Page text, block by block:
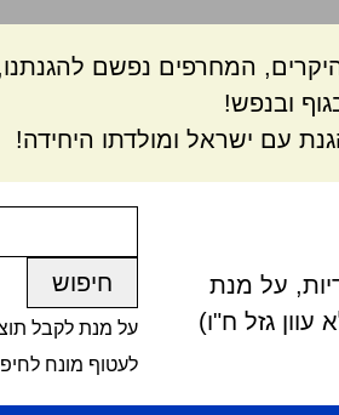
המחרפים נפשם
ובנפש!
עם ישראל ומולדתו היחידה!
על מנת
גזל ח"ו)
על מנת לקבל
לעטוף מונח